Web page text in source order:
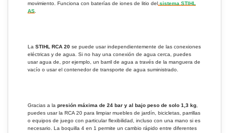
movimiento. Funciona con baterías de iones de litio del sistema STIHL
AS.
La STIHL RCA 20 se puede usar independientemente de las conexiones
eléctricas y de agua. Si no hay una conexión de agua cerca, puedes
usar agua de, por ejemplo, un barril de agua a través de la manguera de
vacío o usar el contenedor de transporte de agua suministrado.
Gracias a la presión máxima de 24 bar y al bajo peso de solo 1,3 kg,
puedes usar la RCA 20 para limpiar muebles de jardín, bicicletas, parrillas
o equipos de juego con particular flexibilidad, incluso con una mano si es
necesario. La boquilla 4 en 1 permite un cambio rápido entre diferentes